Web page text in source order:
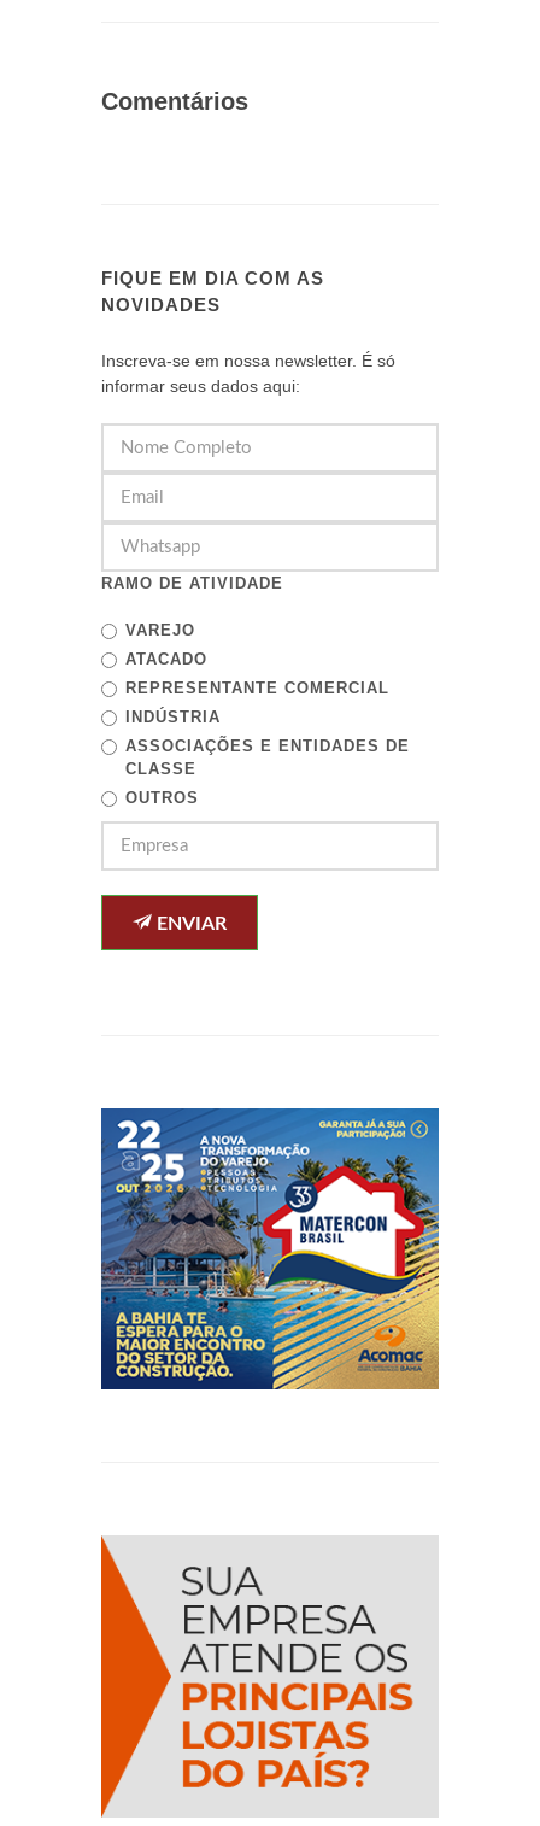
Comentários
FIQUE EM DIA COM AS
NOVIDADES
Inscreva-se em nossa newsletter. É só
informar seus dados aqui:
RAMO DE ATIVIDADE
VAREJO
ATACADO
REPRESENTANTE COMERCIAL
INDÚSTRIA
ASSOCIAÇÕES E ENTIDADES DE
CLASSE
OUTROS
ENVIAR